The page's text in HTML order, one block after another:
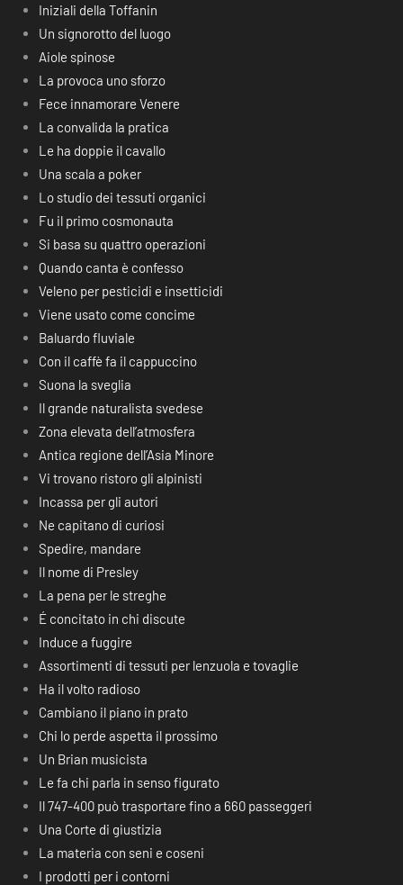
Iniziali della Toffanin
Un signorotto del luogo
Aiole spinose
La provoca uno sforzo
Fece innamorare Venere
La convalida la pratica
Le ha doppie il cavallo
Una scala a poker
Lo studio dei tessuti organici
Fu il primo cosmonauta
Si basa su quattro operazioni
Quando canta è confesso
Veleno per pesticidi e insetticidi
Viene usato come concime
Baluardo fluviale
Con il caffè fa il cappuccino
Suona la sveglia
Il grande naturalista svedese
Zona elevata dell’atmosfera
Antica regione dell’Asia Minore
Vi trovano ristoro gli alpinisti
Incassa per gli autori
Ne capitano di curiosi
Spedire, mandare
Il nome di Presley
La pena per le streghe
É concitato in chi discute
Induce a fuggire
Assortimenti di tessuti per lenzuola e tovaglie
Ha il volto radioso
Cambiano il piano in prato
Chi lo perde aspetta il prossimo
Un Brian musicista
Le fa chi parla in senso figurato
Il 747-400 può trasportare fino a 660 passeggeri
Una Corte di giustizia
La materia con seni e coseni
I prodotti per i contorni